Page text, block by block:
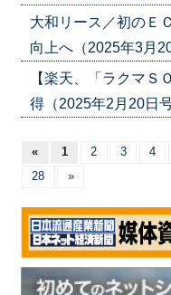
大和リース／初のＥ
向上へ（2025年3月
【楽天、「ラクマＳ
得（2025年2月20日
« 1 2 3 4
28
»